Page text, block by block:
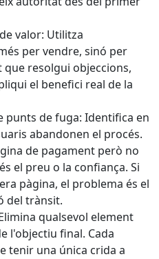
valor: Utilitza
per vendre, sinó per
que resolgui objeccions,
el benefici real de la
punts de fuga: Identifica en
abandonen el procés.
de pagament però no
el preu o la confiança. Si
pàgina, el problema és el
del trànsit.
qualsevol element
l'objectiu final. Cada
tenir una única crida a